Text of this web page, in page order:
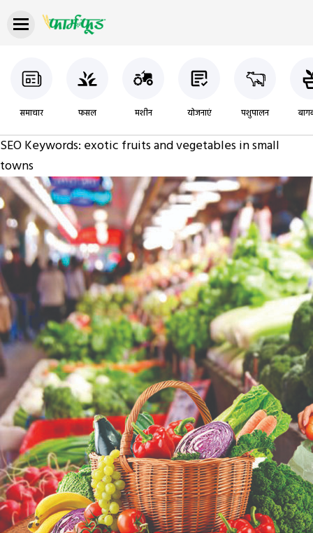
समाचार फसल मशीन योजनाएं पशुपालन
SEO Keywords: exotic fruits and vegetables in small
towns